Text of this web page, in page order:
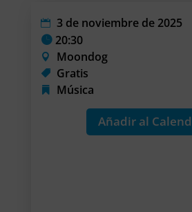
3 de noviembre de 2025
20:30
Moondog
Gratis
Música
Añadir al